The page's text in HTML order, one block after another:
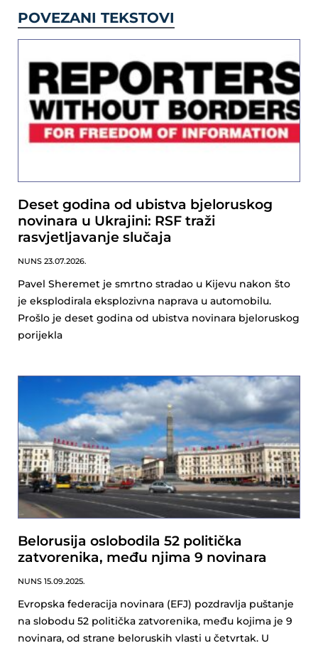
POVEZANI TEKSTOVI
Deset godina od ubistva bjeloruskog
novinara u Ukrajini: RSF traži
rasvjetljavanje slučaja
NUNS 23.07.2026.
Pavel Sheremet je smrtno stradao u Kijevu nakon što
je eksplodirala eksplozivna naprava u automobilu.
Prošlo je deset godina od ubistva novinara bjeloruskog
porijekla
Belorusija oslobodila 52 politička
zatvorenika, među njima 9 novinara
NUNS 15.09.2025.
Evropska federacija novinara (EFJ) pozdravlja puštanje
na slobodu 52 politička zatvorenika, među kojima je 9
novinara, od strane beloruskih vlasti u četvrtak. U